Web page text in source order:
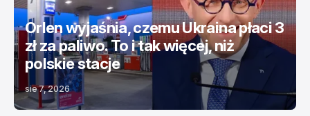
Orlen wyjaśnia, czemu Ukraina płaci 3
zł za paliwo. To i tak więcej, niż
polskie stacje
sie 7, 2026